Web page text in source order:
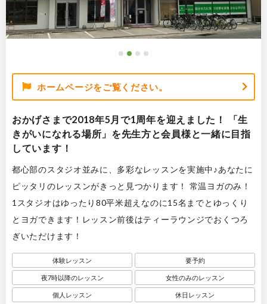
ホームページをご覧ください。
おかげさまで2018年5月で1周年を迎えました！ 「生
きがいになれる場所」を先生方と会員様と一緒に目指
しています！
都心部のスタジオ並みに、多彩なレッスンを実施中♪あなたに
ピッタリのレッスンがきっと見つかります！ 常温ヨガのみ！
1スタジオはゆったり80平米超えなのに15名までとゆっくり
とヨガできます！レッスン前後はティーラウンジでおくつろ
ぎいただけます！
体験レッスン 要予約
夜7時以降のレッスン 女性のみのレッスン
個人レッスン 休日レッスン